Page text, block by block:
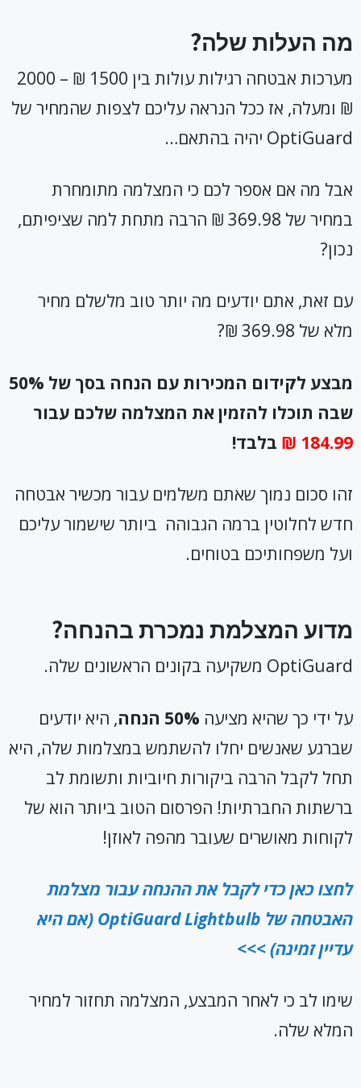
מה העלות שלה?
מערכות אבטחה רגילות עולות בין 1500 ₪ – 2000
₪ ומעלה, אז ככל הנראה עליכם לצפות שהמחיר של
OptiGuard יהיה בהתאם…
אבל מה אם אספר לכם כי המצלמה מתומחרת
במחיר של 369.98 ₪ הרבה מתחת למה שציפיתם,
נכון?
עם זאת, אתם יודעים מה יותר טוב מלשלם מחיר
מלא של 369.98 ₪?
מבצע לקידום המכירות עם הנחה בסך של 50%
שבה תוכלו להזמין את המצלמה שלכם עבור
184.99 ₪
בלבד!
זהו סכום נמוך שאתם משלמים עבור מכשיר אבטחה
חדש לחלוטין ברמה הגבוהה ביותר שישמור עליכם
ועל משפחותיכם בטוחים.
מדוע המצלמת נמכרת בהנחה?
OptiGuard משקיעה בקונים הראשונים שלה.
על ידי כך שהיא מציעה 50% הנחה
, היא יודעים
שברגע שאנשים יחלו להשתמש במצלמות שלה, היא
תחל לקבל הרבה ביקורות חיוביות ותשומת לב
ברשתות החברתיות! הפרסום הטוב ביותר הוא של
לקוחות מאושרים שעובר מהפה לאוזן!
לחצו כאן כדי לקבל את ההנחה עבור מצלמת
האבטחה של OptiGuard Lightbulb (אם היא
עדיין זמינה) >>>
שימו לב כי לאחר המבצע, המצלמה תחזור למחיר
המלא שלה.